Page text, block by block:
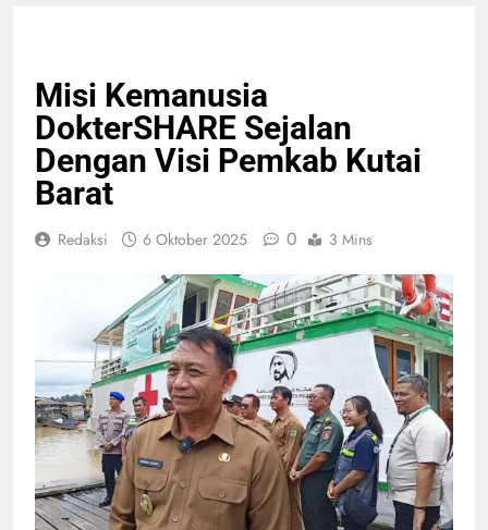
Misi Kemanusia
DokterSHARE Sejalan
Dengan Visi Pemkab Kutai
Barat
Redaksi 6 Oktober 2025 0 3 Mins